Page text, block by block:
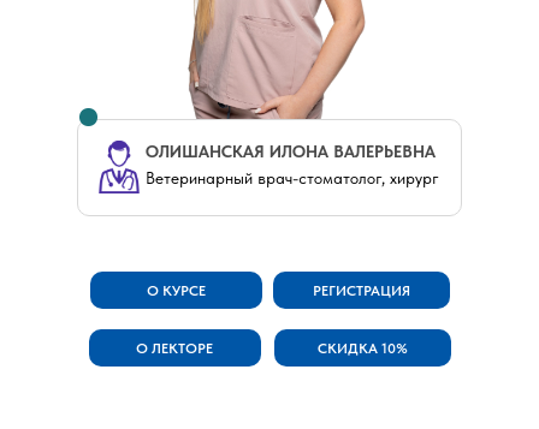
ОЛИШАНСКАЯ ИЛОНА ВАЛЕРЬЕВНА
Ветеринарный врач-стоматолог, хирург
О КУРСЕ
О ЛЕКТОРЕ СКИДКА 10%
РЕГИСТРАЦИЯ